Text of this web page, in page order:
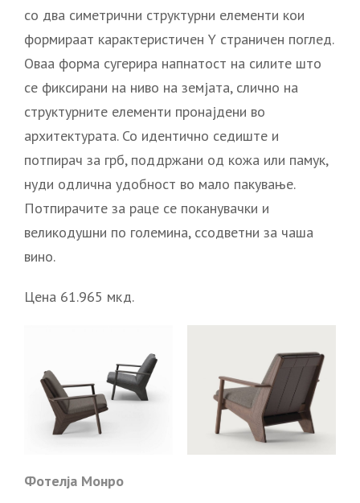
со два симетрични структурни елементи кои
формираат карактеристичен Y страничен поглед.
Оваа форма сугерира напнатост на силите што
се фиксирани на ниво на земјата, слично на
структурните елементи пронајдени во
архитектурата. Со идентично седиште и
потпирач за грб, поддржани од кожа или памук,
нуди одлична удобност во мало пакување.
Потпирачите за раце се поканувачки и
великодушни по големина, ссодветни за чаша
вино.
Цена 61.965 мкд.
Фотелја Монро